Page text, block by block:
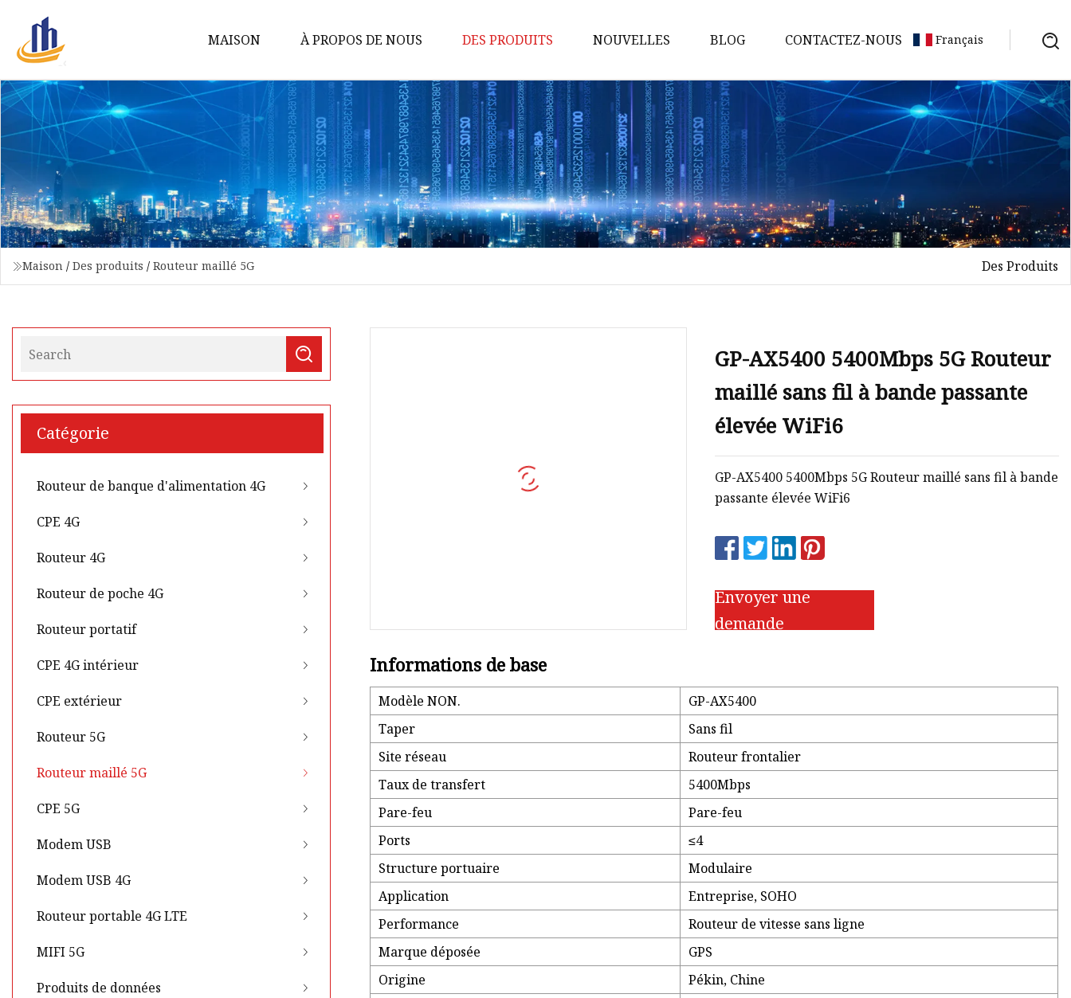
MAISON À PROPOS DE NOUS DES PRODUITS
Routeur de banque
d'alimentation 4G
CPE 4G
Routeur 4G
Routeur de poche 4G
Routeur portatif
Routeur portable 4G LTE
MIFI 5G
NOUVELLES BLOG CONTACTEZ-NOUS Français
Maison / Des produits / Routeur maillé 5G Des Produits
Catégorie
Routeur de banque d'alimentation 4G
CPE 4G
Routeur 4G
Routeur de poche 4G
Routeur portatif
CPE 4G intérieur
CPE extérieur
Routeur 5G
Routeur maillé 5G
CPE 5G
Modem USB
Modem USB 4G
Routeur portable 4G LTE
MIFI 5G
Produits de données
GP-AX5400 5400Mbps 5G Routeur
maillé sans fil à bande passante
élevée WiFi6
GP-AX5400 5400Mbps 5G Routeur maillé sans fil à bande
passante élevée WiFi6
Envoyer une
demande
Informations de base
Modèle NON.
GP-AX5400
Taper
Sans fil
Site réseau
Routeur frontalier
Taux de transfert
5400Mbps
Pare-feu
Pare-feu
Ports
≤4
Structure portuaire
Modulaire
Application
Entreprise, SOHO
Performance
Routeur de vitesse sans ligne
Marque déposée
GPS
Origine
Pékin, Chine